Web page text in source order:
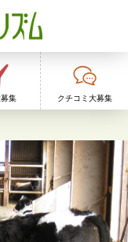
リ
集 クチコミ大募集